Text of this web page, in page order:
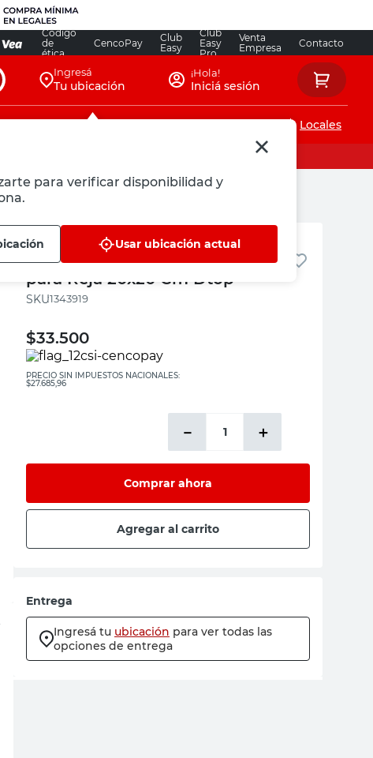
Código
de
ética
CencoPay
Club
Easy
Club
Easy
Pro
Venta
Empresa
Contacto
Ingresá
Tu ubicación
para verificar disponibilidad y
Usar ubicación actual
¡Hola!
Iniciá sesión
Locales
Duratop
Embudo Vertical Negro 110 Mm
para Reja 20x20 Cm Dtop
:1343919
$33.500
PRECIO SIN IMPUESTOS NACIONALES:
$27.685,96
＋
－
Comprar ahora
Agregar al carrito
Entrega
Ingresá tu ubicación para ver todas las
opciones de entrega